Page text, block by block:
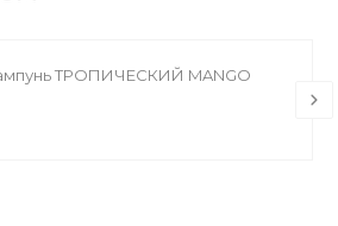
ТРОПИЧЕСКИЙ MANGO